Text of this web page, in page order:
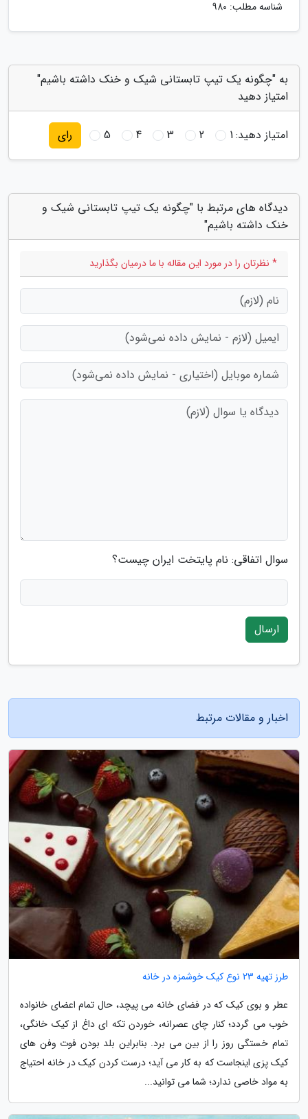
شناسه مطلب: 980
به "چگونه یک تیپ تابستانی شیک و خنک داشته باشیم"
امتیاز دهید
امتیاز دهید:1
2
3
4
5 رای
دیدگاه های مرتبط با "چگونه یک تیپ تابستانی شیک و
خنک داشته باشیم"
* نظرتان را در مورد این مقاله با ما درمیان بگذارید
سوال اتفاقی: نام پایتخت ایران چیست؟
ارسال
اخبار و مقالات مرتبط
طرز تهیه 23 نوع کیک خوشمزه در خانه
عطر و بوی کیک که در فضای خانه می پیچد، حال تمام اعضای خانواده
خوب می گردد؛ کنار چای عصرانه، خوردن تکه ای داغ از کیک خانگی،
تمام خستگی روز را از بین می برد. بنابراین بلد بودن فوت وفن های
کیک پزی اینجاست که به کار می آید؛ درست کردن کیک در خانه احتیاج
به مواد خاصی ندارد؛ شما می توانید...